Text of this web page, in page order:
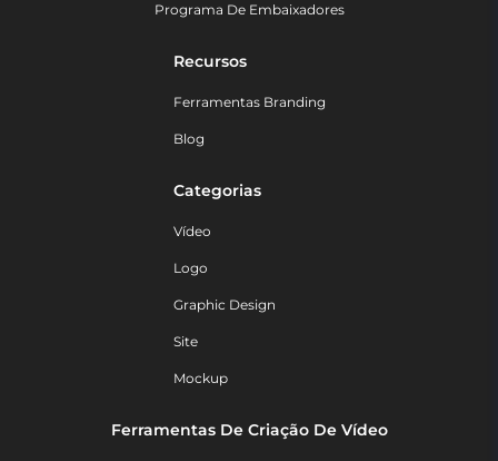
Programa De Embaixadores
Recursos
Ferramentas Branding
Blog
Categorias
Vídeo
Logo
Graphic Design
Site
Mockup
Ferramentas De Criação De Vídeo